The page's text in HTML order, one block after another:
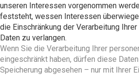
unseren Interessen vorgenommen
feststeht, wessen Interessen
die Einschränkung der Verarbeitung
Daten zu verlangen.
Wenn Sie die Verarbeitung Ihrer
eingeschränkt haben, dürfen diese
Speicherung abgesehen – nur mit Ihrer